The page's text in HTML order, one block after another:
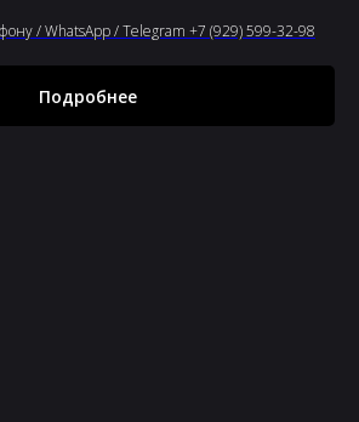
/ WhatsApp / Telegram +7 (929) 599-32-98
Подробнее